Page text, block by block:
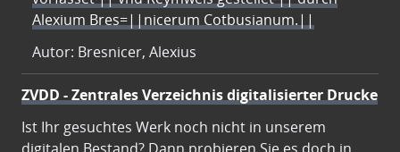
Alexium Bres=||nicerum Cotbusianum.||
Autor: Bresnicer, Alexius
ZVDD - Zentrales Verzeichnis digitalisierter Drucke
Ist Ihr gesuchtes Werk noch nicht in unserem